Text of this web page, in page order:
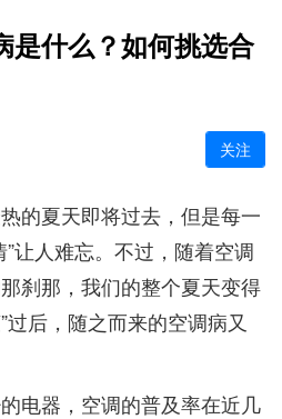
是什么？如何挑选合
关注
的夏天即将过去，但是每一
让人难忘。不过，随着空调
刹那，我们的整个夏天变得
过后，随之而来的空调病又
电器，空调的普及率在近几